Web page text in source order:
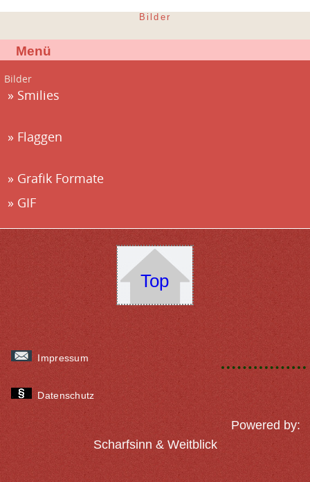
Bilder
Menü
Bilder
Smilies
Flaggen
Grafik Formate
GIF
Top
Impressum
Datenschutz
Powered by:
Scharfsinn & Weitblick